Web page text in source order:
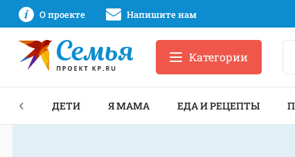
О проекте Напишите нам
Категории
ДЕТИ Я МАМА ЕДА И РЕЦЕПТЫ